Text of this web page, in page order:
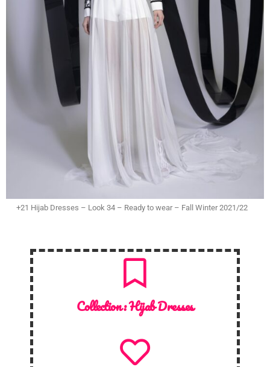
+21 Hijab Dresses – Look 34 – Ready to wear – Fall Winter 2021/22
Collection :Hijab Dresses